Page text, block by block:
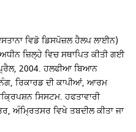
ਵਿਡੋ ਡਿਸਪੋਜ਼ਲ ਹੈਲਪ ਲਾਈਨ)
ਜ਼ਿਲ੍ਹੇ ਵਿਚ ਸਥਾਪਿਤ ਕੀਤੀ ਗਈ
2004. ਹਲਫੀਆ ਬਿਆਨ
ਰਿਕਾਰਡ ਦੀ ਕਾਪੀਆਂ, ਆਰਮ
ਸਿਸਟਮ. ਹਫਤਾਵਾਰੀ
ਅੰਮ੍ਰਿਤਸਰ ਵਿਖੇ ਤਬਦੀਲ ਕੀਤਾ ਜਾ